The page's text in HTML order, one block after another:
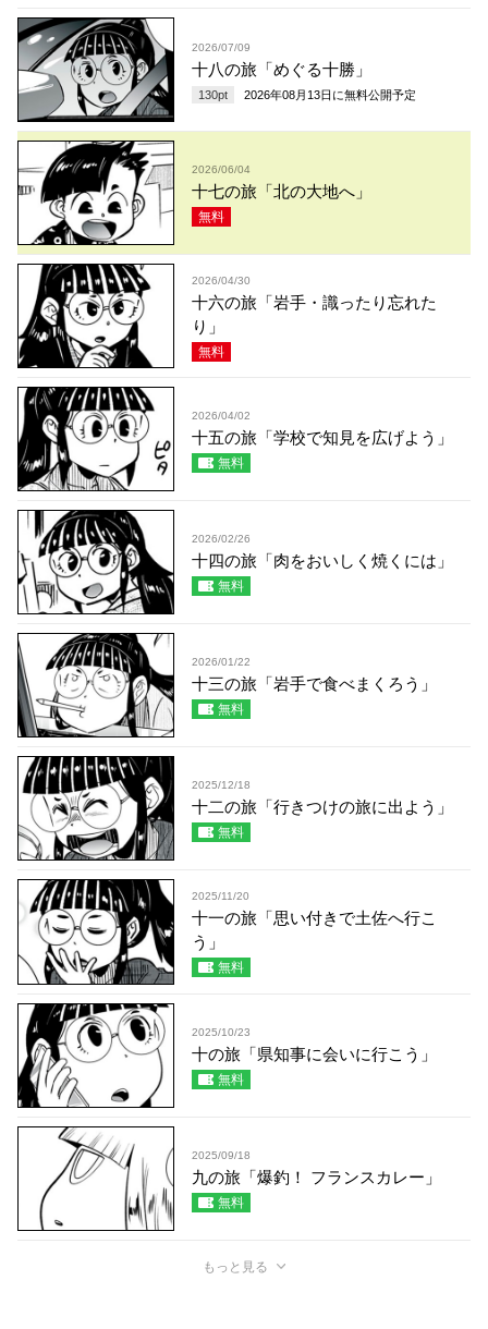
2026/07/09
十八の旅「めぐる十勝」
130pt 2026年08月13日 に無料公開予定
2026/06/04
十七の旅「北の大地へ」
無料
2026/04/30
十六の旅「岩手・識ったり忘れた
り」
無料
2026/04/02
十五の旅「学校で知見を広げよう」
無料
2026/02/26
十四の旅「肉をおいしく焼くには」
無料
2026/01/22
十三の旅「岩手で食べまくろう」
無料
2025/12/18
十二の旅「行きつけの旅に出よう」
無料
2025/11/20
十一の旅「思い付きで土佐へ行こ
う」
無料
2025/10/23
十の旅「県知事に会いに行こう」
無料
2025/09/18
九の旅「爆釣！ フランスカレー」
無料
もっと見る